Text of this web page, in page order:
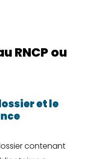
RNCP ou
et le
contenant